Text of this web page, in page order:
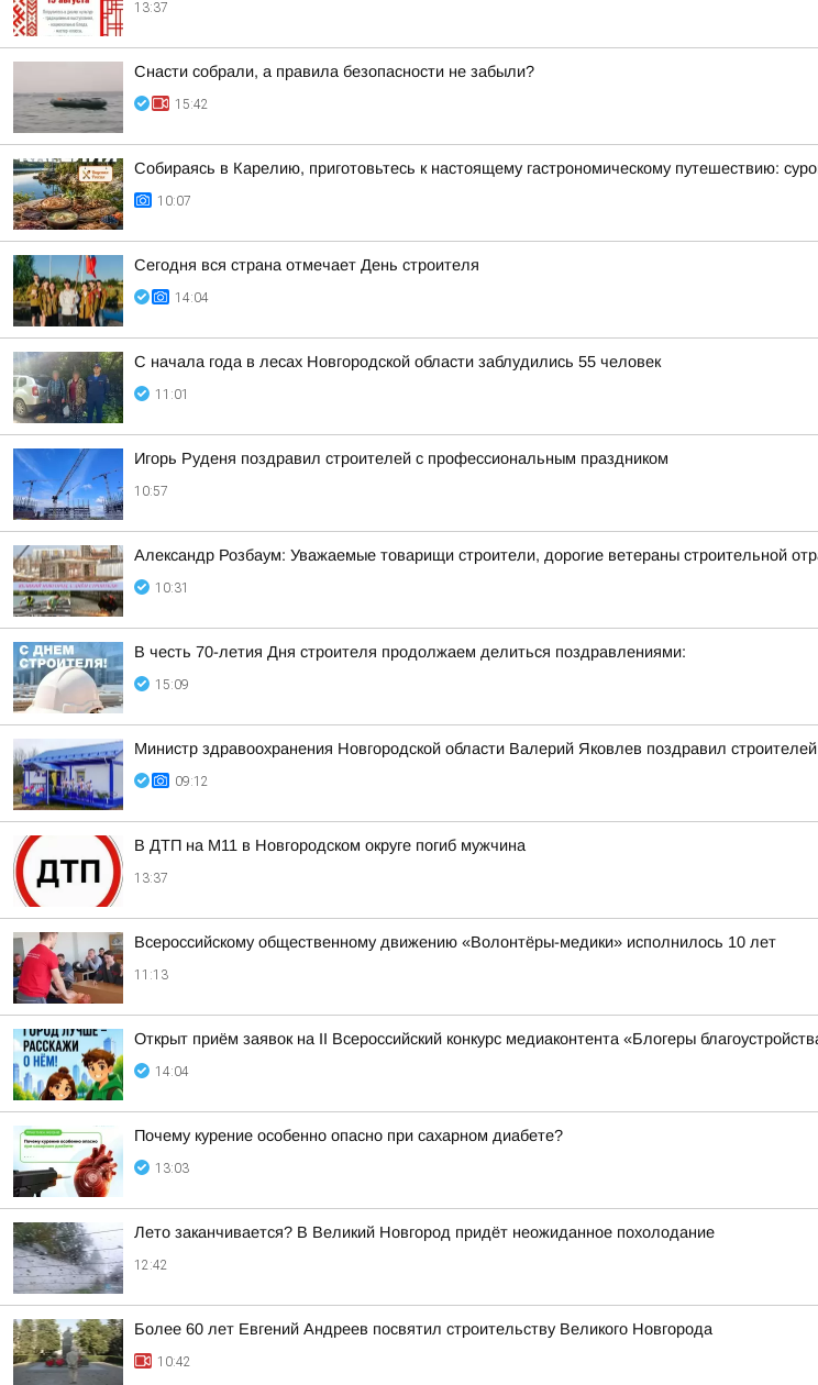
13:37
Снасти собрали, а правила безопасности не забыли?
15:42
Собираясь в Карелию, приготовьтесь к настоящему гастрономическому путешествию:
10:07
Сегодня вся страна отмечает День строителя
14:04
С начала года в лесах Новгородской области заблудились 55 человек
11:01
Игорь Руденя поздравил строителей с профессиональным праздником
10:57
Александр Розбаум: Уважаемые товарищи строители, дорогие ветераны строительной
10:31
В честь 70-летия Дня строителя продолжаем делиться поздравлениями:
15:09
Министр здравоохранения Новгородской области Валерий Яковлев поздравил
09:12
В ДТП на М11 в Новгородском округе погиб мужчина
13:37
Всероссийскому общественному движению «Волонтёры-медики» исполнилось 10 лет
11:13
Открыт приём заявок на II Всероссийский конкурс медиаконтента «Блогеры
14:04
Почему курение особенно опасно при сахарном диабете?
13:03
Лето заканчивается? В Великий Новгород придёт неожиданное похолодание
12:42
Более 60 лет Евгений Андреев посвятил строительству Великого Новгорода
10:42